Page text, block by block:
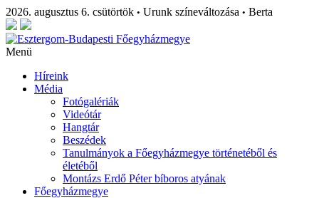
2026. augusztus 6. csütörtök • Urunk színeváltozása • Berta
Menü
Híreink
Média
Fotógalériák
Videótár
Hangtár
Beszédek
Tanulmányok a Főegyházmegye történetéből és
életéből
Montázs Erdő Péter bíboros atyának
Főegyházmegye